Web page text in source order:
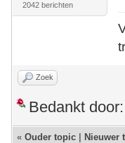
2042 berichten
Zoek
Bedankt door:
« Ouder topic Nieuwer